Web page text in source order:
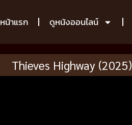
หน้าแรก ดูหนังออนไลน์
Thieves Highway (2025)